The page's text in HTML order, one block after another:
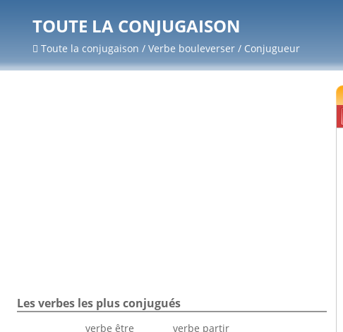
TOUTE LA CONJUGAISON
Toute la conjugaison / Verbe bouleverser / Conjugueur
Les verbes les plus conjugués
verbe être
verbe partir